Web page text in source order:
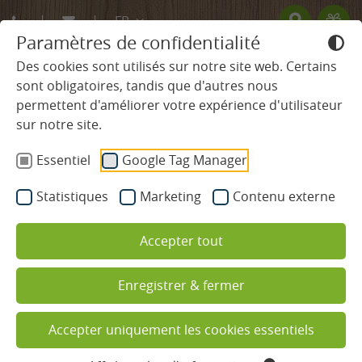
Paramètres de confidentialité
Des cookies sont utilisés sur notre site web. Certains
sont obligatoires, tandis que d'autres nous
permettent d'améliorer votre expérience d'utilisateur
sur notre site.
Essentiel
Google Tag Manager
Statistiques Marketing Contenu externe
Accepter tout
Enregistrer & fermer
Accepter uniquement les cookies essentiels
FR
DE
EN
HÔTEL
CHAMBRES & TARIFS
BIEN-ÊTRE ET SPA
RÉGION ET ACTIVITÉS
Nature et activités
Détente et randonnées dans la
Forêt-Noire